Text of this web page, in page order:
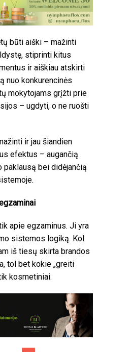
būti aiški – mažinti
stiprinti kitus
ir aiškiau atskirti
nuo konkurencinės
mokytojams grįžti prie
– ugdyti, o ne ruošti
ir jau šiandien
efektus – augančią
paklausą bei didėjančią
apie egzaminus. Ji yra
sistemos logiką. Kol
iš tiesų skirta brandos
tol bet kokie „greiti
kosmetiniai.